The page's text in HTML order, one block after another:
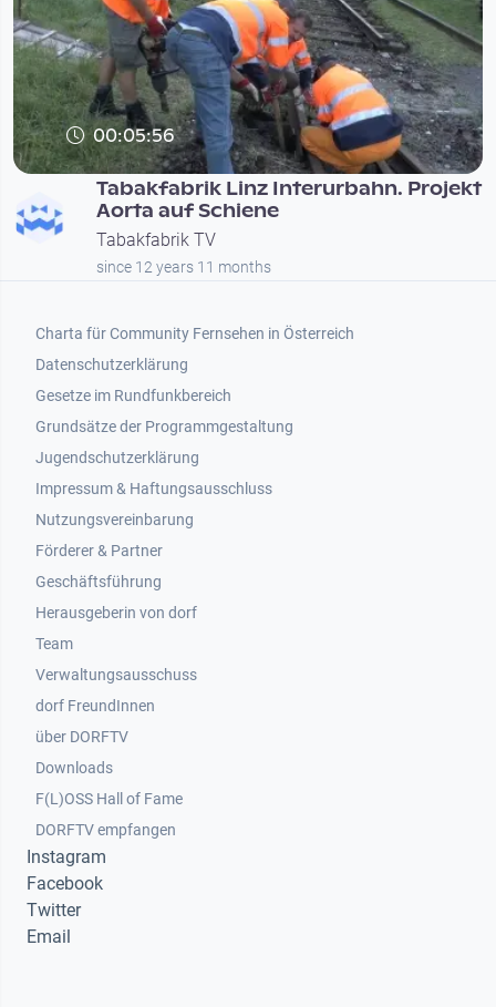
00:05:56
Tabakfabrik Linz Interurbahn. Projekt
Aorta auf Schiene
Tabakfabrik TV
since 12 years 11 months
Footer 1
Charta für Community Fernsehen in Österreich
Datenschutzerklärung
Gesetze im Rundfunkbereich
Grundsätze der Programmgestaltung
Jugendschutzerklärung
Impressum & Haftungsausschluss
Nutzungsvereinbarung
Footer 2
Förderer & Partner
Geschäftsführung
Herausgeberin von dorf
Team
Verwaltungsausschuss
dorf FreundInnen
Footer 3
über DORFTV
Downloads
F(L)OSS Hall of Fame
Footer 4
DORFTV empfangen
Instagram
Facebook
Twitter
Email